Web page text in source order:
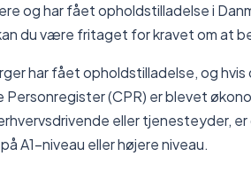
og har fået opholdstilladelse i
du være fritaget for kravet om at
har fået opholdstilladelse, og hvis
(CPR) er blevet
eller tjenesteyder,
A1-niveau eller højere niveau.